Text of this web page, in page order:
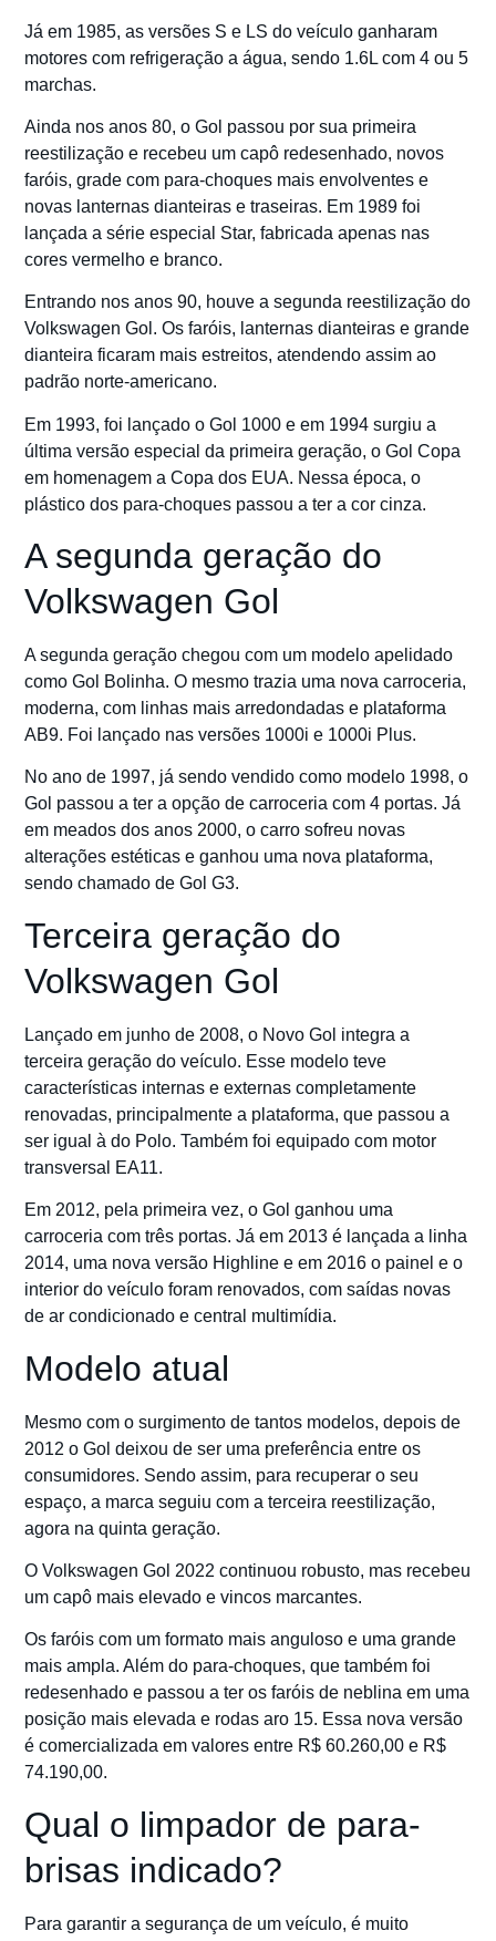
Já em 1985, as versões S e LS do veículo ganharam
motores com refrigeração a água, sendo 1.6L com 4 ou 5
marchas.
Ainda nos anos 80, o Gol passou por sua primeira
reestilização e recebeu um capô redesenhado, novos
faróis, grade com para-choques mais envolventes e
novas lanternas dianteiras e traseiras. Em 1989 foi
lançada a série especial Star, fabricada apenas nas
cores vermelho e branco.
Entrando nos anos 90, houve a segunda reestilização do
Volkswagen Gol. Os faróis, lanternas dianteiras e grande
dianteira ficaram mais estreitos, atendendo assim ao
padrão norte-americano.
Em 1993, foi lançado o Gol 1000 e em 1994 surgiu a
última versão especial da primeira geração, o Gol Copa
em homenagem a Copa dos EUA. Nessa época, o
plástico dos para-choques passou a ter a cor cinza.
A segunda geração do
Volkswagen Gol
A segunda geração chegou com um modelo apelidado
como Gol Bolinha. O mesmo trazia uma nova carroceria,
moderna, com linhas mais arredondadas e plataforma
AB9. Foi lançado nas versões 1000i e 1000i Plus.
No ano de 1997, já sendo vendido como modelo 1998, o
Gol passou a ter a opção de carroceria com 4 portas. Já
em meados dos anos 2000, o carro sofreu novas
alterações estéticas e ganhou uma nova plataforma,
sendo chamado de Gol G3.
Terceira geração do
Volkswagen Gol
Lançado em junho de 2008, o Novo Gol integra a
terceira geração do veículo. Esse modelo teve
características internas e externas completamente
renovadas, principalmente a plataforma, que passou a
ser igual à do Polo. Também foi equipado com motor
transversal EA11.
Em 2012, pela primeira vez, o Gol ganhou uma
carroceria com três portas. Já em 2013 é lançada a linha
2014, uma nova versão Highline e em 2016 o painel e o
interior do veículo foram renovados, com saídas novas
de ar condicionado e central multimídia.
Modelo atual
Mesmo com o surgimento de tantos modelos, depois de
2012 o Gol deixou de ser uma preferência entre os
consumidores. Sendo assim, para recuperar o seu
espaço, a marca seguiu com a terceira reestilização,
agora na quinta geração.
O Volkswagen Gol 2022 continuou robusto, mas recebeu
um capô mais elevado e vincos marcantes.
Os faróis com um formato mais anguloso e uma grande
mais ampla. Além do para-choques, que também foi
redesenhado e passou a ter os faróis de neblina em uma
posição mais elevada e rodas aro 15. Essa nova versão
é comercializada em valores entre R$ 60.260,00 e R$
74.190,00.
Qual o limpador de para-
brisas indicado?
Para garantir a segurança de um veículo, é muito